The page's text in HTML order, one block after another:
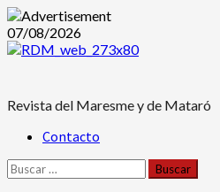
Saltar
al
07/08/2026
Revista del Maresme y de Mataró
Menú Contacto
Buscar: